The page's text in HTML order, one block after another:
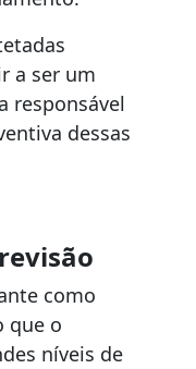
a ser um
responsável
dessas
como
que o
níveis de